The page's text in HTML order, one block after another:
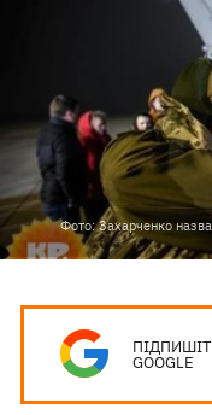
Фото: Захарченко
GOOGLE